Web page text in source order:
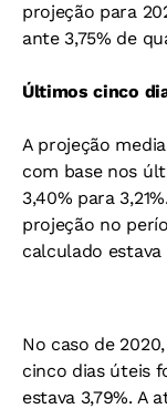
projeção para
ante 3,75% de
Últimos cinco
A projeção
com base nos
3,40% para
projeção no
calculado estava
No caso de
cinco dias úteis
estava 3,79%. A